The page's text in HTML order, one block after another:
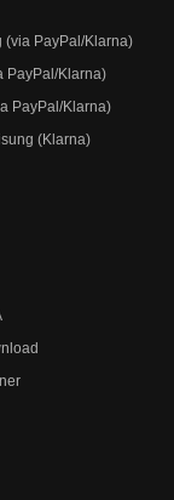
(via PayPal/Klarna)
PayPal/Klarna)
PayPal/Klarna)
(Klarna)